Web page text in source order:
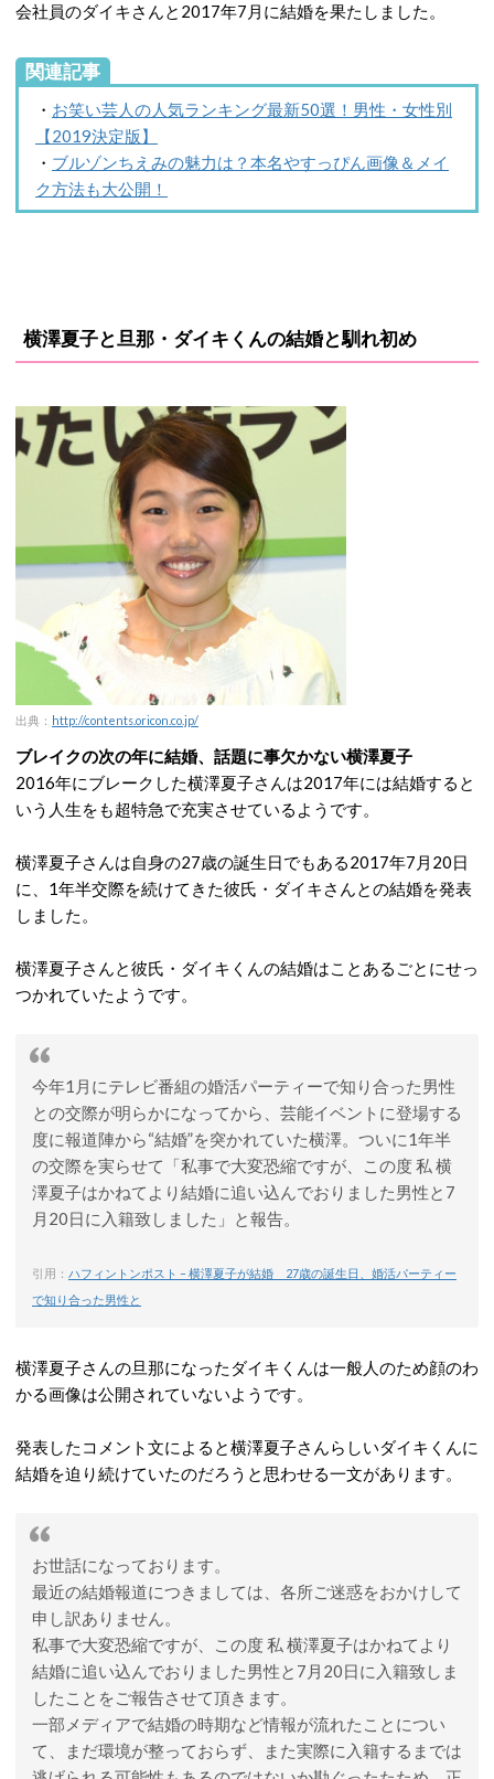
会社員のダイキさんと2017年7月に結婚を果たしました。
関連記事
・ お笑い芸人の人気ランキング最新50選！男性・女性別
【2019決定版】
・ ブルゾンちえみの魅力は？本名やすっぴん画像＆メイ
ク方法も大公開！
横澤夏子と旦那・ダイキくんの結婚と馴れ初め
出典： http://contents.oricon.co.jp/
ブレイクの次の年に結婚、話題に事欠かない横澤夏子
2016年にブレークした横澤夏子さんは2017年には結婚すると
いう人生をも超特急で充実させているようです。
横澤夏子さんは自身の27歳の誕生日でもある2017年7月20日
に、1年半交際を続けてきた彼氏・ダイキさんとの結婚を発表
しました。
横澤夏子さんと彼氏・ダイキくんの結婚はことあるごとにせっ
つかれていたようです。
今年1月にテレビ番組の婚活パーティーで知り合った男性
との交際が明らかになってから、芸能イベントに登場する
度に報道陣から“結婚”を突かれていた横澤。ついに1年半
の交際を実らせて「私事で大変恐縮ですが、この度 私 横
澤夏子はかねてより結婚に追い込んでおりました男性と7
月20日に入籍致しました」と報告。
引用： ハフィントンポスト – 横澤夏子が結婚 27歳の誕生日、婚活パーティー
で知り合った男性と
横澤夏子さんの旦那になったダイキくんは一般人のため顔のわ
かる画像は公開されていないようです。
発表したコメント文によると横澤夏子さんらしいダイキくんに
結婚を迫り続けていたのだろうと思わせる一文があります。
お世話になっております。
最近の結婚報道につきましては、各所ご迷惑をおかけして
申し訳ありません。
私事で大変恐縮ですが、この度 私 横澤夏子はかねてより
結婚に追い込んでおりました男性と7月20日に入籍致しま
したことをご報告させて頂きます。
一部メディアで結婚の時期など情報が流れたことについ
て、まだ環境が整っておらず、また実際に入籍するまでは